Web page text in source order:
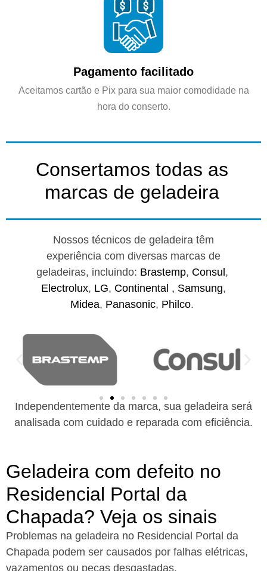
Pagamento facilitado
Aceitamos cartão e Pix para sua maior comodidade na
hora do conserto.
Consertamos todas as
marcas de geladeira
Nossos técnicos de geladeira têm
experiência com diversas marcas de
geladeiras, incluindo: Brastemp, Consul ,
Electrolux, LG, Continental , Samsung,
Midea, Panasonic, Philco.
Independentemente da marca, sua geladeira será
analisada com cuidado e reparada com eficiência.
Geladeira com defeito no
Residencial Portal da
Chapada? Veja os sinais
Problemas na geladeira no Residencial Portal da
Chapada podem ser causados por falhas elétricas,
vazamentos ou peças desgastadas.